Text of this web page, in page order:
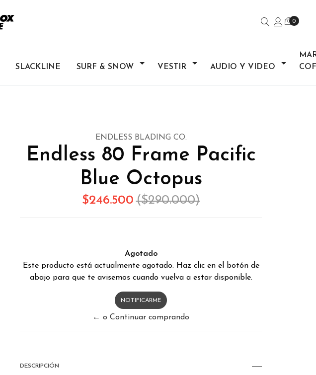
0
SLACKLINE SURF & SNOW VESTIR AUDIO Y VIDEO
ENDLESS BLADING CO.
Endless 80 Frame Pacific
Blue Octopus
$246.500 ($290.000)
Agotado
Este producto está actualmente agotado. Haz clic en el botón de
abajo para que te avisemos cuando vuelva a estar disponible.
NOTIFICARME
← o Continuar comprando
DESCRIPCIÓN